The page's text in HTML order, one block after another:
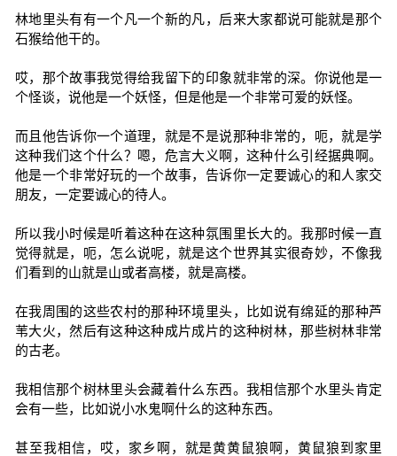
林地里头有有一个凡一个新的凡，后来大家都说可能就是那个
石猴给他干的。
哎，那个故事我觉得给我留下的印象就非常的深。你说他是一
个怪谈，说他是一个妖怪，但是他是一个非常可爱的妖怪。
而且他告诉你一个道理，就是不是说那种非常的，呃，就是学
这种我们这个什么？嗯，危言大义啊，这种什么引经据典啊。
他是一个非常好玩的一个故事，告诉你一定要诚心的和人家交
朋友，一定要诚心的待人。
所以我小时候是听着这种在这种氛围里长大的。我那时候一直
觉得就是，呃，怎么说呢，就是这个世界其实很奇妙，不像我
们看到的山就是山或者高楼，就是高楼。
在我周围的这些农村的那种环境里头，比如说有绵延的那种芦
苇大火，然后有这种这种成片成片的这种树林，那些树林非常
的古老。
我相信那个树林里头会藏着什么东西。我相信那个水里头肯定
会有一些，比如说小水鬼啊什么的这种东西。
甚至我相信，哎，家乡啊，就是黄黄鼠狼啊，黄鼠狼到家里